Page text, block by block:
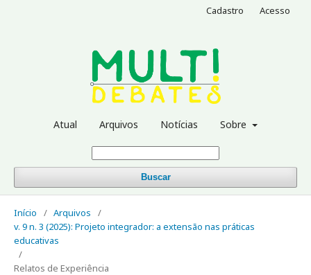
Atual Arquivos Notícias Sobre
Buscar
Cadastro Acesso
Início / Arquivos
/
v. 9 n. 3 (2025): Projeto integrador: a extensão nas práticas
educativas
/
Relatos de Experiência